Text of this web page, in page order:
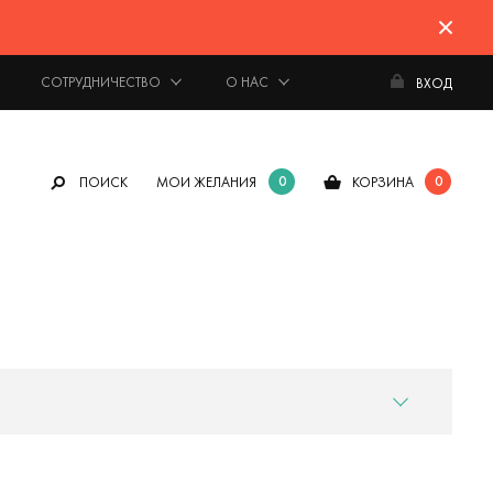
СОТРУДНИЧЕСТВО О НАС ВХОД
ПОИСК МОИ ЖЕЛАНИЯ 0 КОРЗИНА 0